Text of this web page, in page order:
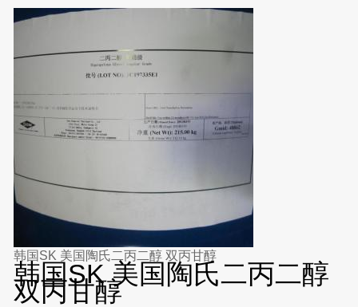
韩国SK 美国陶氏二丙二醇 双丙甘醇
韩国SK 美国陶氏二丙二醇
双丙甘醇